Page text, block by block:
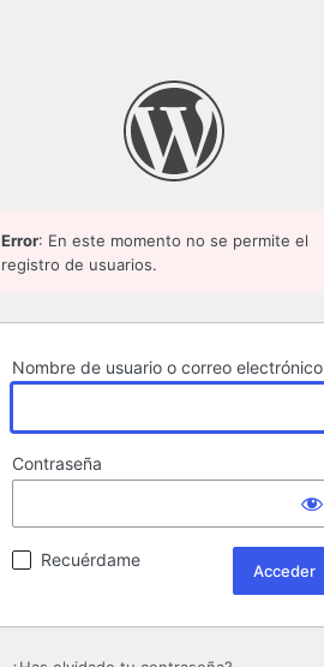
Error: En este momento no se permite el
registro de usuarios.
Nombre de usuario o correo electrónico
Contraseña
Recuérdame